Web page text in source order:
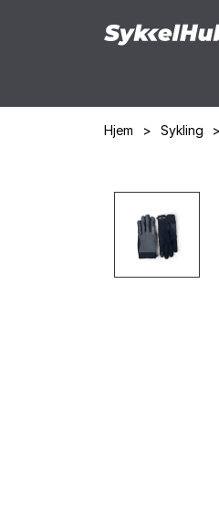
Hjem > Sykling >